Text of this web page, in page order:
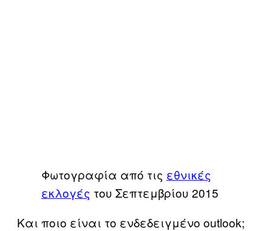
Φωτογραφία από τις εθνικές
εκλογές του Σεπτεμβρίου 2015
Και ποιο είναι το ενδεδειγμένο outlook;